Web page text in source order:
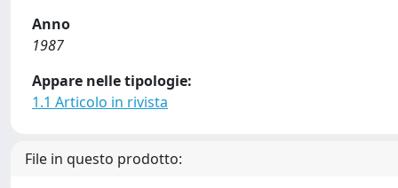
Anno
1987
Appare nelle tipologie:
1.1 Articolo in rivista
File in questo prodotto: